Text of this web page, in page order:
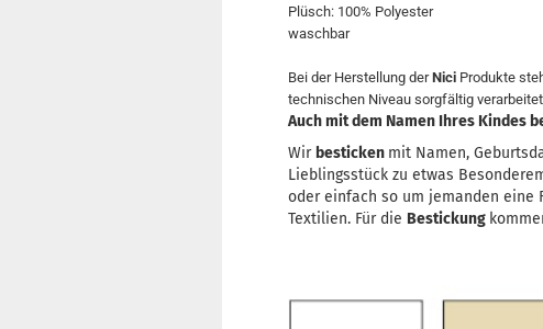
Plüsch: 100% Polyester
waschbar
Bei der Herstellung der Nici Produkte
technischen Niveau sorgfältig
Auch mit dem Namen Ihres Kindes
Wir besticken mit Namen,
Lieblingsstück zu etwas
oder einfach so um jemanden eine
Textilien. Für die Bestickung